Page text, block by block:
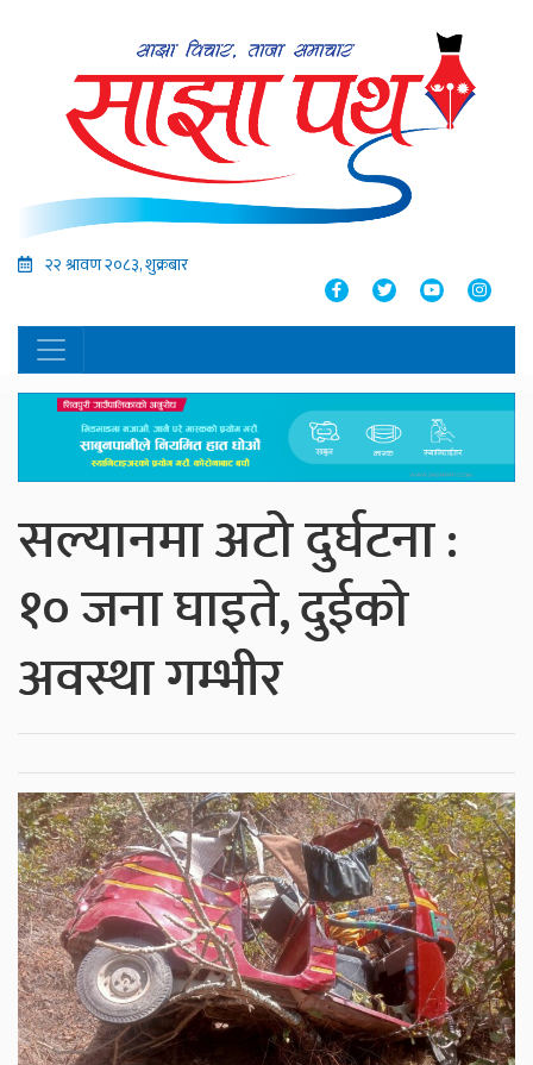
२२ श्रावण २०८३, शुक्रबार
सल्यानमा अटो दुर्घटना :
१० जना घाइते, दुईको
अवस्था गम्भीर